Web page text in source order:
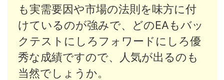
も実需要因や市場の法則を味方に付
けているのが強みで、どのEAもバッ
クテストにしろフォワードにしろ優
秀な成績ですので、人気が出るのも
当然でしょうか。